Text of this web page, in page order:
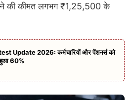
की कीमत लगभग ₹1,25,500 के
Update 2026: कर्मचारियों और पेंशनर्स को
हुआ 60%